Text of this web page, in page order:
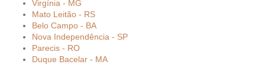
Virgínia - MG
Mato Leitão - RS
Belo Campo - BA
Nova Independência - SP
Parecis - RO
Duque Bacelar - MA